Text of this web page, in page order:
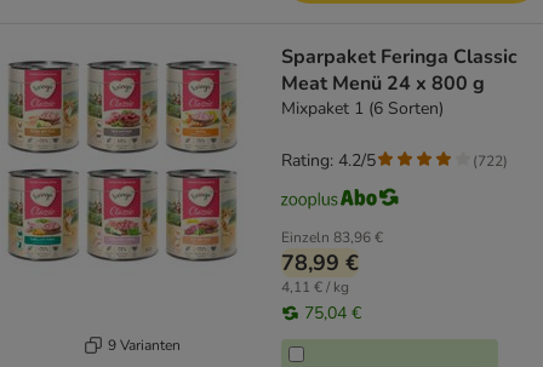
9 Varianten
Sparpaket Feringa Classic
Meat Menü 24 x 800 g
Mixpaket 1 (6 Sorten)
Einzeln 83,96 €
78,99 €
4,11 € / kg
75,04 €
Rating: 4.2/5 (722)